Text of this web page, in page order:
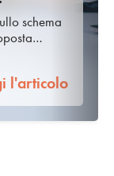
schema
l'articolo